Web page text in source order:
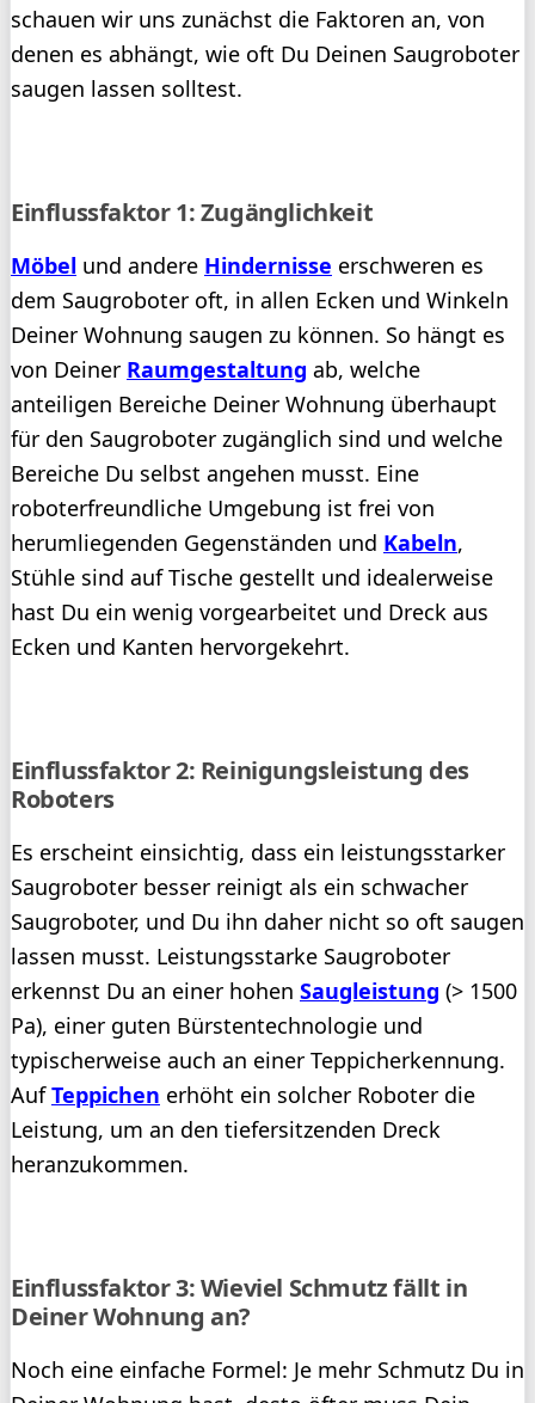
schauen wir uns zunächst die Faktoren an, von
denen es abhängt, wie oft Du Deinen Saugroboter
saugen lassen solltest.
Einflussfaktor 1: Zugänglichkeit
Möbel und andere Hindernisse erschweren es
dem Saugroboter oft, in allen Ecken und Winkeln
Deiner Wohnung saugen zu können. So hängt es
von Deiner Raumgestaltung ab, welche
anteiligen Bereiche Deiner Wohnung überhaupt
für den Saugroboter zugänglich sind und welche
Bereiche Du selbst angehen musst. Eine
roboterfreundliche Umgebung ist frei von
herumliegenden Gegenständen und Kabeln,
Stühle sind auf Tische gestellt und idealerweise
hast Du ein wenig vorgearbeitet und Dreck aus
Ecken und Kanten hervorgekehrt.
Einflussfaktor 2: Reinigungsleistung des
Roboters
Es erscheint einsichtig, dass ein leistungsstarker
Saugroboter besser reinigt als ein schwacher
Saugroboter, und Du ihn daher nicht so oft saugen
lassen musst. Leistungsstarke Saugroboter
erkennst Du an einer hohen Saugleistung (> 1500
Pa), einer guten Bürstentechnologie und
typischerweise auch an einer Teppicherkennung.
AufTeppichen erhöht ein solcher Roboter die
Leistung, um an den tiefersitzenden Dreck
heranzukommen.
Einflussfaktor 3: Wieviel Schmutz fällt in
Deiner Wohnung an?
Noch eine einfache Formel: Je mehr Schmutz Du in